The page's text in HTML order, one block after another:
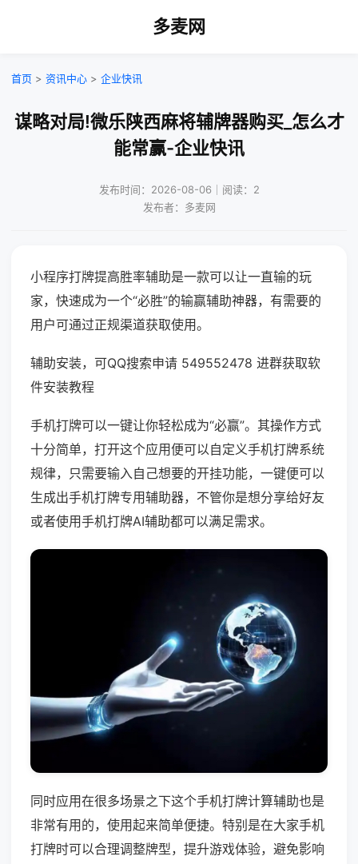
多麦网
首页 > 资讯中心 > 企业快讯
谋略对局!微乐陕西麻将辅牌器购买_怎么才
能常赢-企业快讯
发布时间：2026-08-06｜阅读：2
发布者：多麦网
小程序打牌提高胜率辅助是一款可以让一直输的玩
家，快速成为一个“必胜”的输赢辅助神器，有需要的
用户可通过正规渠道获取使用。
辅助安装，可QQ搜索申请 549552478 进群获取软
件安装教程
手机打牌可以一键让你轻松成为“必赢”。其操作方式
十分简单，打开这个应用便可以自定义手机打牌系统
规律，只需要输入自己想要的开挂功能，一键便可以
生成出手机打牌专用辅助器，不管你是想分享给好友
或者使用手机打牌AI辅助都可以满足需求。
同时应用在很多场景之下这个手机打牌计算辅助也是
非常有用的，使用起来简单便捷。特别是在大家手机
打牌时可以合理调整牌型，提升游戏体验，避免影响